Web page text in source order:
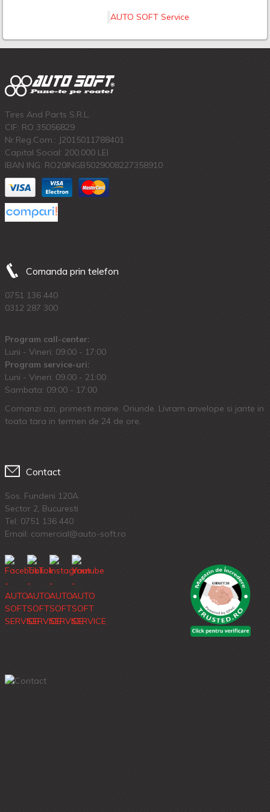
AUTO SOFT Service
Tires And Parts S.R.L.
CIF: RO 35056829
Nr.Reg.Com.: J2015011788401
Capital Social: 200.000 LEI
IBAN ING: RO20INGB5029008227358910
Comanda prin telefon
0751 136 440
0312 287 300
Program call-center:
Luni - Vineri: 09:00 - 17:00
Program service-uri:
Luni - Vineri: 09.00 - 21:00
Sambata: 09:00 - 17:00
Comanzi azi, primesti maine. Oriunde. Livram anvelope si jante in
toata tara in termen de 24 de ore.
Contact
Sos. Fundeni 120A
Sector 2, Bucuresti
Tel: 0751 136 440
Email: comercial@auto-soft.ro